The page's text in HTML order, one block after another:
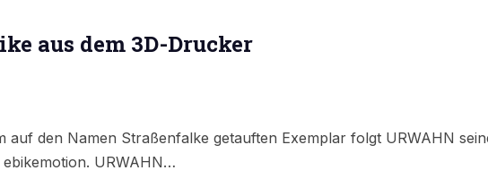
aus dem 3D-Drucker
den Namen Straßenfalke getauften Exemplar folgt URWAHN
ebikemotion. URWAHN…